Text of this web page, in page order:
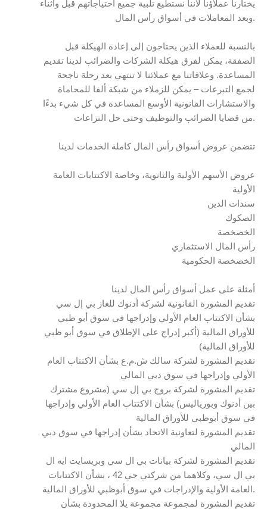
يختارنا عملاؤنا لأننا نستطيع تلبية جميع احتياجاتهم قبل وأثناء
وبعد المعاملات في أسواق رأس المال.
بالنسبة للعملاء الذين يحتاجون إلى إعادة الهيكلة قبل
الصفقة، يمكن لفرق هيكلة الشركات والضرائب لدينا تقديم
المساعدة. وعلاقاتنا مع عملائنا لا تنتهي بعد رحلة ناجحة
لجمع التبرعات – يمكن للزملاء من شبكة ألفا للمحاماة
والاستشارات القانونية الأوسع المساعدة في كل شيء بدءًا
من قضايا الضرائب والتوظيف وحتى حل النزاعات.
تتضمن عروض أسواق رأس المال كاملة الخدمات لدينا
عروض الأسهم الأولية والثانوية، وخاصة الاكتتابات العامة
الأولية
سندات الدين
الصكوك
الخصخصة
رأس المال الاستثماري
الخصخصة الحكومية
أمثلة على عمل أسواق رأس المال لدينا
تقديم المشورة القانونية لشركة أدنوك للغاز بي إل سي
بشأن الاكتتاب العام الأولي وإدراجها في سوق أبو ظبي
للأوراق المالية (أكبر إدراج على الإطلاق في سوق أبو ظبي
للأوراق المالية)
تقديم المشورة لشركة سالك ش.م.ع بشأن الاكتتاب العام
الأولي وإدراجها في سوق دبي المالي
تقديم المشورة لشركة بروج بي إل سي (مشروع مشترك
بين أدنوك وبورياليس) بشأن الاكتتاب العام الأولي وإدراجها
في سوق أبوظبي للأوراق المالية
تقديم المشورة لتعاونية الاتحاد بشأن إدراجها في سوق دبي
المالي
تقديم المشورة لشركة بيانات بي ال سي وبريسايت ايه ال
بي ال سي، وكلاهما من شركتي جي 42 ، بشأن الاكتتابات
العامة الأولية والإدراجات في سوق أبوظبي للأوراق المالية.
تقديم المشورة لمجموعة مجموعة يلا المحدودة بشأن